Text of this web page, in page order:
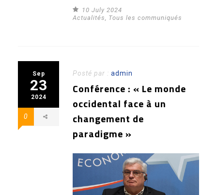
10 July 2024
Actualités, Tous les communiqués
Sep
23
2024
0
Posté par :admin
Conférence : « Le monde
occidental face à un
changement de
paradigme »